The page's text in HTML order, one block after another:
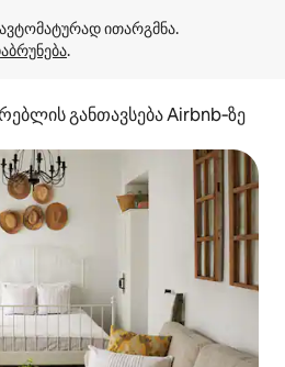
.
განთავსება Airbnb‑ზე